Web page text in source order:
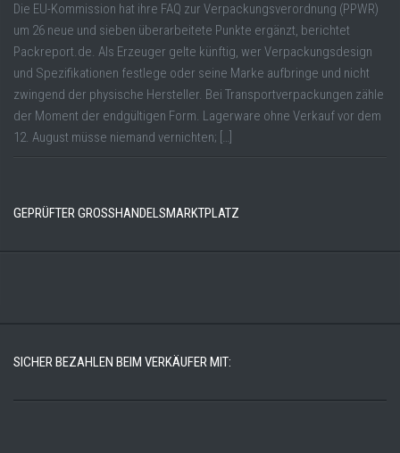
Die EU-Kommission hat ihre FAQ zur Verpackungsverordnung (PPWR)
um 26 neue und sieben überarbeitete Punkte ergänzt, berichtet
Packreport.de. Als Erzeuger gelte künftig, wer Verpackungsdesign
und Spezifikationen festlege oder seine Marke aufbringe und nicht
zwingend der physische Hersteller. Bei Transportverpackungen zähle
der Moment der endgültigen Form. Lagerware ohne Verkauf vor dem
12. August müsse niemand vernichten; […]
GEPRÜFTER GROSSHANDELSMARKTPLATZ
SICHER BEZAHLEN BEIM VERKÄUFER MIT: